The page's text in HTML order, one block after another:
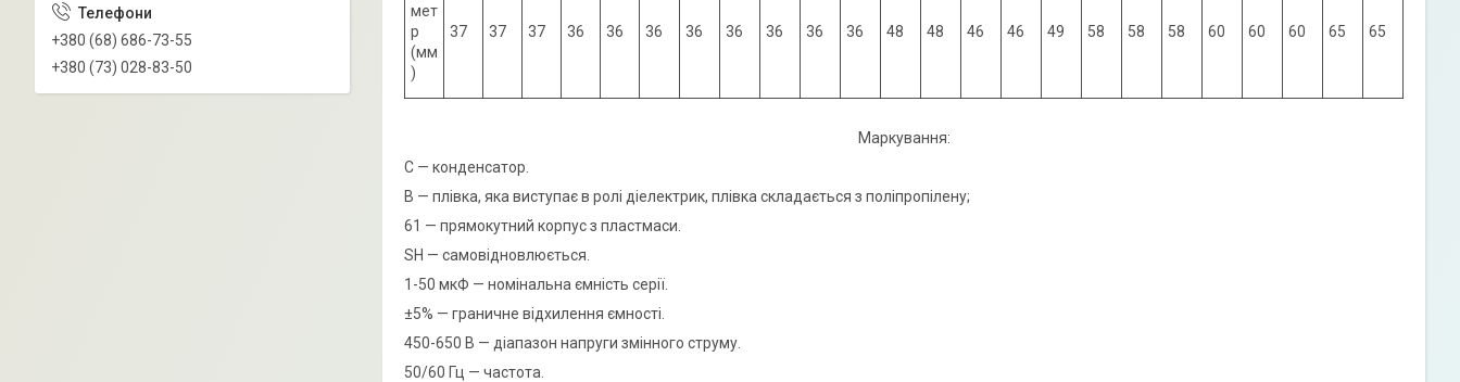
мет
р
(мм
)
37 37 37 36 36 36 36 36 36 36 36 48 48 46 46 49 58 58 58 60 60 60 65 65
Маркування:
С — конденсатор.
В — плівка, яка виступає в ролі діелектрик, плівка складається з поліпропілену;
61 — прямокутний корпус з пластмаси.
SH — самовідновлюється.
1-50 мкФ — номінальна ємність серії.
±5% — граничне відхилення ємності.
450-650 В — діапазон напруги змінного струму.
50/60 Гц — частота.
+380 (68) 686-73-55
+380 (73) 028-83-50